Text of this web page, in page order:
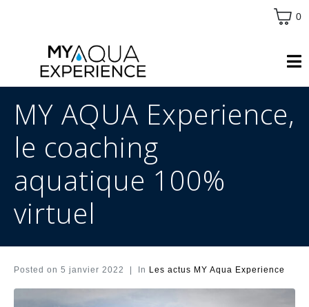
0
MY AQUA Experience,
le coaching
aquatique 100%
virtuel
Posted on 5 janvier 2022 In Les actus MY Aqua Experience